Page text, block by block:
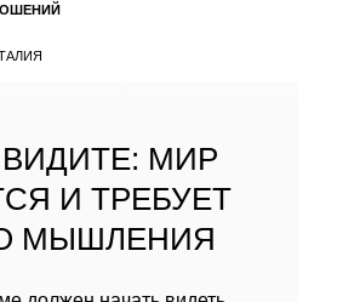
МИР
И ТРЕБУЕТ
МЫШЛЕНИЯ